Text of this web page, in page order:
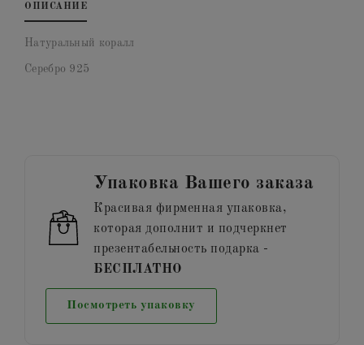
ОПИСАНИЕ
Натуральный коралл
Серебро 925
Упаковка Вашего заказа
Красивая фирменная упаковка,
которая дополнит и подчеркнет
презентабельность подарка -
БЕСПЛАТНО
Посмотреть упаковку